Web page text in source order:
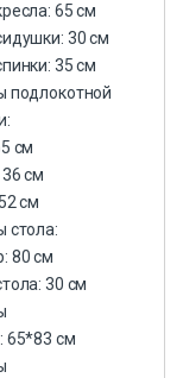
65 см
30 см
35 см
подлокотной
см
см
см
стола:
80 см
30 см
65*83 см